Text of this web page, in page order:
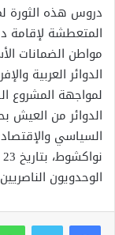
دروس هذه الثورة
المتعطشة لإقامة
مواطن الضمانات
الدوائر العربية
لمواجهة المشروع
الدوائر من العيش
السياسي
نواكشوط، بتاريخ 23 يوليو 2021
الوحدويون